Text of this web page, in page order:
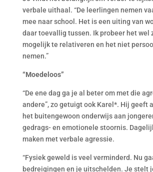
verbale uithaal. “De leerlingen nemen
mee naar school. Het is een uiting van
daar toevallig tussen. Ik probeer het wel
mogelijk te relativeren en het niet
nemen.”
“Moedeloos”
“De ene dag ga je al beter om met die
andere”, zo getuigt ook Karel*. Hij geeft
het buitengewoon onderwijs aan
gedrags- en emotionele stoornis.
maken met verbale agressie.
“Fysiek geweld is veel verminderd. Nu
bedreigingen en je uitschelden. Je stelt